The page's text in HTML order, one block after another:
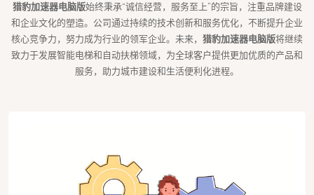
猎豹加速器电脑版始终秉承“诚信经营，服务至上”的宗旨，注重品牌建设
和企业文化的塑造。公司通过持续的技术创新和服务优化，不断提升企业
核心竞争力，努力成为行业的领军企业。未来， 猎豹加速器电脑版将继续
致力于发展智能电梯和自动扶梯领域，为全球客户提供更加优质的产品和
服务，助力城市建设和生活便利化进程。